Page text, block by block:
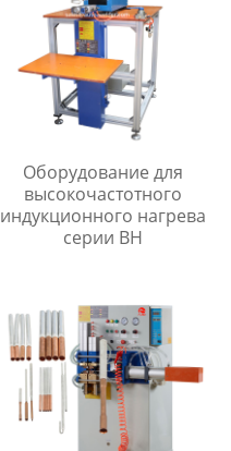
Оборудование для
высокочастотного
индукционного нагрева
серии BH